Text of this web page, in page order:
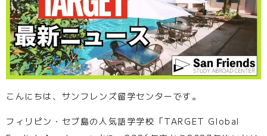
こんにちは、サンフレンズ留学センターです。
フィリピン・セブ島の人気語学学校「TARGET Global